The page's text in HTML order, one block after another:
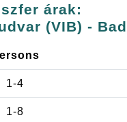
árak:
(VIB) -
1-4
1-8